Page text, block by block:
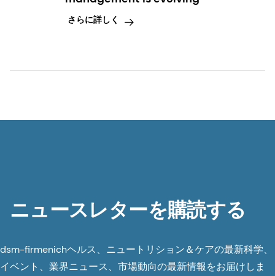
さらに詳しく
ニュースレターを購読する
dsm-firmenichヘルス、ニュートリション＆ケアの最新科学、
イベント、業界ニュース、市場動向の最新情報をお届けしま